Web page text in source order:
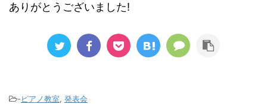
ありがとうございました!
-ピアノ教室, 発表会